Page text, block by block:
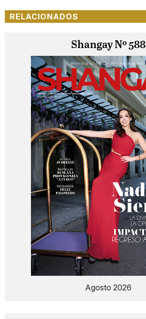
RELACIONADOS
Shangay Nº 588
Agosto 2026